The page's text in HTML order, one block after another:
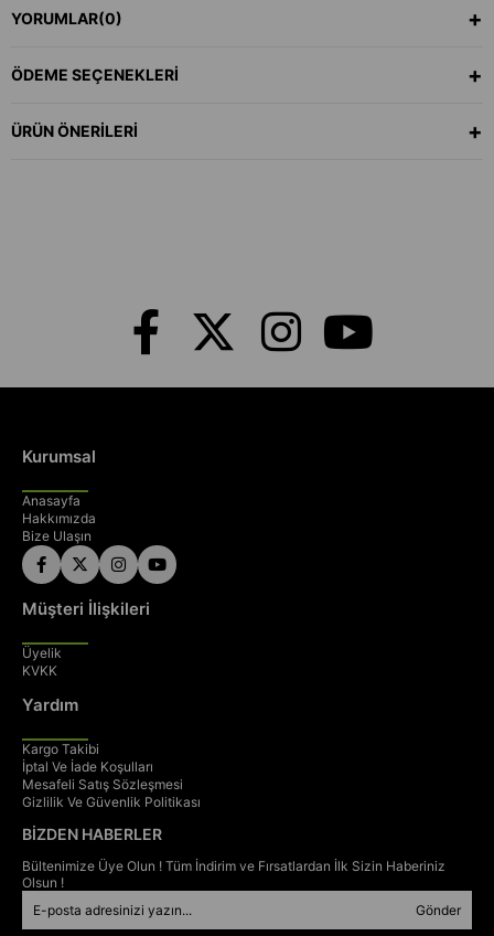
Hafif ve dayanıklı
jantlar , asfalt ve stabilize yollarda akıcı ilerlerken,
lastiklerbozuk zeminlerde ekstra konfor sunar.
Teknik Özellikler
Kadro Seti
Kadro:
Çatal:
Grup Set
Vites / Fren Kolu:
Uyumlu
YORUMLAR(0)
ÖDEME SEÇENEKLERI
ÜRÜN ÖNERILERI
Kurumsal
Anasayfa
Hakkımızda
Bize Ulaşın
Müşteri İlişkileri
Üyelik
KVKK
Yardım
Kargo Takibi
İptal Ve İade Koşulları
Mesafeli Satış Sözleşmesi
Gizlilik Ve Güvenlik Politikası
BİZDEN HABERLER
Bültenimize Üye Olun ! Tüm İndirim ve Fırsatlardan İlk Sizin Haberiniz
Olsun !
Gönder